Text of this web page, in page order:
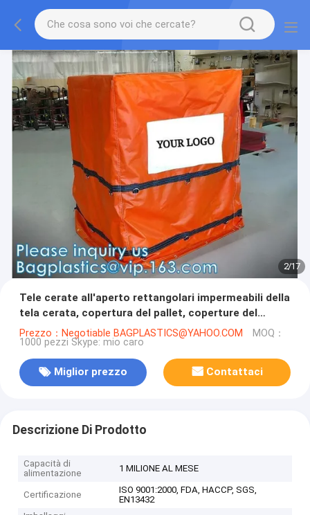
2/17
Tele cerate all'aperto rettangolari impermeabili della
tela cerata, copertura del pallet, coperture del
camion, copertura della barca, coperture della
mobilia
Prezzo：Negotiable BAGPLASTICS@YAHOO.COM MOQ：
1000 pezzi Skype: mio caro
Miglior prezzo Contattaci
Descrizione Di Prodotto
Capacità di
alimentazione
1 MILIONE AL MESE
Certificazione
ISO 9001:2000, FDA, HACCP, SGS,
EN13432